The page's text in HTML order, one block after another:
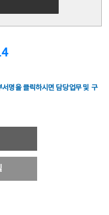
명을 클릭하시면 담당업무 및 구